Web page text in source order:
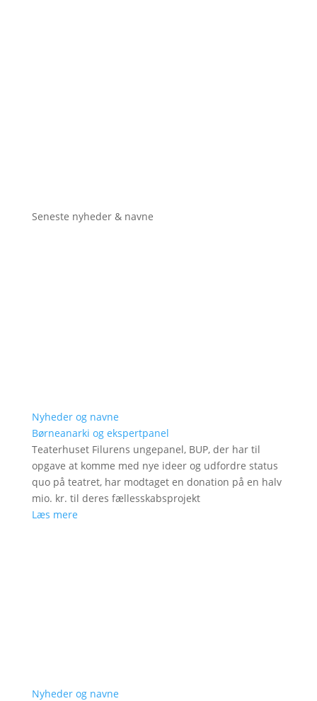
Seneste nyheder & navne
Nyheder og navne
Børneanarki og ekspertpanel
Teaterhuset Filurens ungepanel, BUP, der har til
opgave at komme med nye ideer og udfordre status
quo på teatret, har modtaget en donation på en halv
mio. kr. til deres fællesskabsprojekt
Læs mere
Nyheder og navne